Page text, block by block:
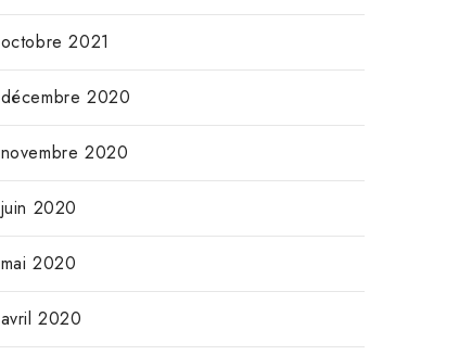
octobre 2021
décembre 2020
novembre 2020
juin 2020
mai 2020
avril 2020